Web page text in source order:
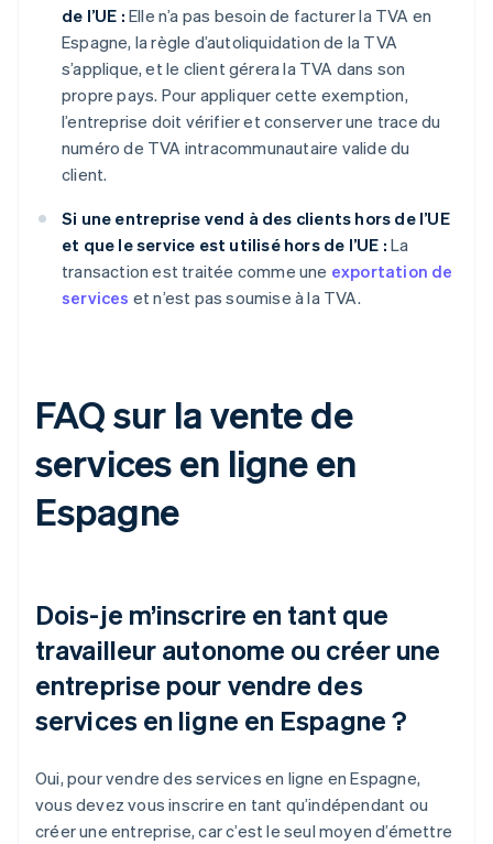
de l’UE : Elle n’a pas besoin de facturer la TVA en
Espagne, la règle d’autoliquidation de la TVA
s’applique, et le client gérera la TVA dans son
propre pays. Pour appliquer cette exemption,
l’entreprise doit vérifier et conserver une trace du
numéro de TVA intracommunautaire valide du
client.
Si une entreprise vend à des clients hors de l’UE
et que le service est utilisé hors de l’UE : La
transaction est traitée comme une exportation de
services et n’est pas soumise à la TVA.
FAQ sur la vente de
services en ligne en
Espagne
Dois-je m’inscrire en tant que
travailleur autonome ou créer une
entreprise pour vendre des
services en ligne en Espagne ?
Oui, pour vendre des services en ligne en Espagne,
vous devez vous inscrire en tant qu’indépendant ou
créer une entreprise, car c’est le seul moyen d’émettre